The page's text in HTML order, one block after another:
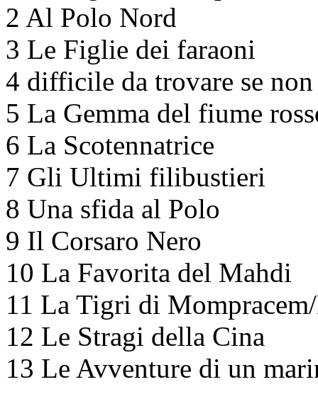
2 Al Polo Nord
3 Le Figlie dei faraoni
4 difficile da trovare se
5 La Gemma del fiume
6 La Scotennatrice
7 Gli Ultimi filibustieri
8 Una sfida al Polo
9 Il Corsaro Nero
10 La Favorita del Mahdi
11 La Tigri di
12 Le Stragi della Cina
13 Le Avventure di un